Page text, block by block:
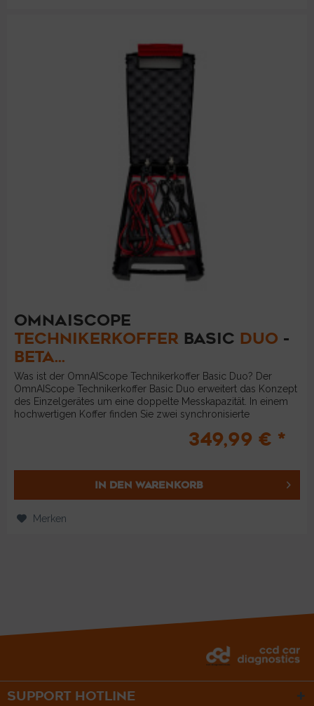
OMNAISCOPE
TECHNIKERKOFFER BASIC DUO -
BETA...
Was ist der OmnAIScope Technikerkoffer Basic Duo? Der
OmnAIScope Technikerkoffer Basic Duo erweitert das Konzept
des Einzelgerätes um eine doppelte Messkapazität. In einem
hochwertigen Koffer finden Sie zwei synchronisierte
349,99 € *
IN DEN WARENKORB
Merken
SUPPORT HOTLINE